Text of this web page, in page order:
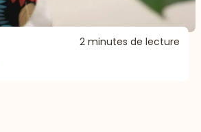
2 minutes de lecture